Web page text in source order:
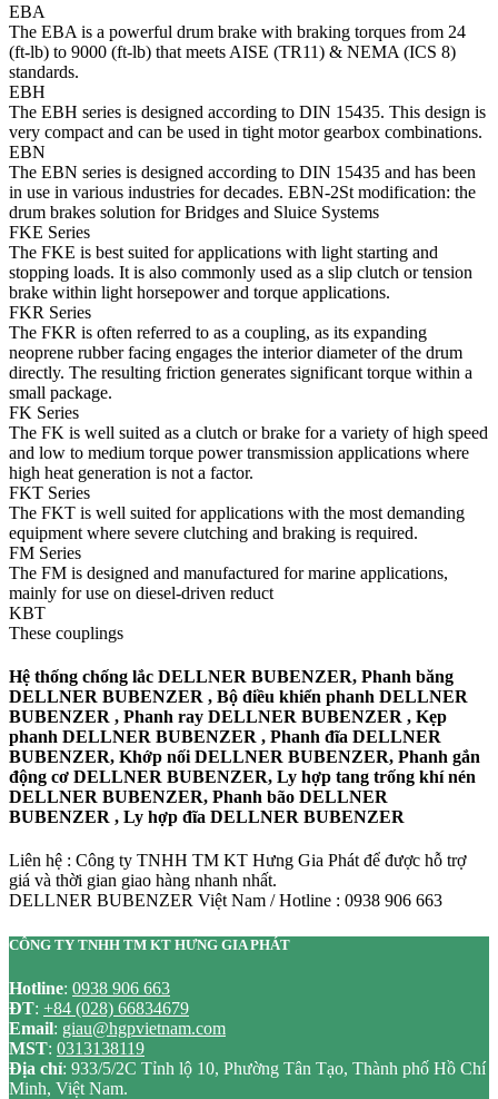
EBA
The EBA is a powerful drum brake with braking torques from 24
(ft-lb) to 9000 (ft-lb) that meets AISE (TR11) & NEMA (ICS 8)
standards.
EBH
The EBH series is designed according to DIN 15435. This design is
very compact and can be used in tight motor gearbox combinations.
EBN
The EBN series is designed according to DIN 15435 and has been
in use in various industries for decades. EBN-2St modification: the
drum brakes solution for Bridges and Sluice Systems
FKE Series
The FKE is best suited for applications with light starting and
stopping loads. It is also commonly used as a slip clutch or tension
brake within light horsepower and torque applications.
FKR Series
The FKR is often referred to as a coupling, as its expanding
neoprene rubber facing engages the interior diameter of the drum
directly. The resulting friction generates significant torque within a
small package.
FK Series
The FK is well suited as a clutch or brake for a variety of high speed
and low to medium torque power transmission applications where
high heat generation is not a factor.
FKT Series
The FKT is well suited for applications with the most demanding
equipment where severe clutching and braking is required.
FM Series
The FM is designed and manufactured for marine applications,
mainly for use on diesel-driven reduct
KBT
These couplings
Hệ thống chống lắc DELLNER BUBENZER, Phanh băng
DELLNER BUBENZER , Bộ điều khiển phanh DELLNER
BUBENZER , Phanh ray DELLNER BUBENZER , Kẹp
phanh DELLNER BUBENZER , Phanh đĩa DELLNER
BUBENZER, Khớp nối DELLNER BUBENZER, Phanh gắn
động cơ DELLNER BUBENZER, Ly hợp tang trống khí nén
DELLNER BUBENZER, Phanh bão DELLNER
BUBENZER , Ly hợp đĩa DELLNER BUBENZER
Liên hệ : Công ty TNHH TM KT Hưng Gia Phát để được hỗ trợ
giá và thời gian giao hàng nhanh nhất.
DELLNER BUBENZER Việt Nam / Hotline : 0938 906 663
CÔNG TY TNHH TM KT HƯNG GIA PHÁT
Hotline: 0938 906 663
ĐT: +84 (028) 66834679
Email: giau@hgpvietnam.com
MST: 0313138119
Địa chỉ: 933/5/2C Tỉnh lộ 10, Phường Tân Tạo, Thành phố Hồ Chí
Minh, Việt Nam.